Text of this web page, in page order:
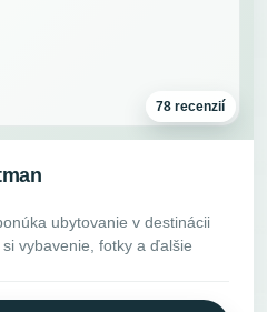
78 recenzií
ubytovanie v destinácii
vybavenie, fotky a ďalšie